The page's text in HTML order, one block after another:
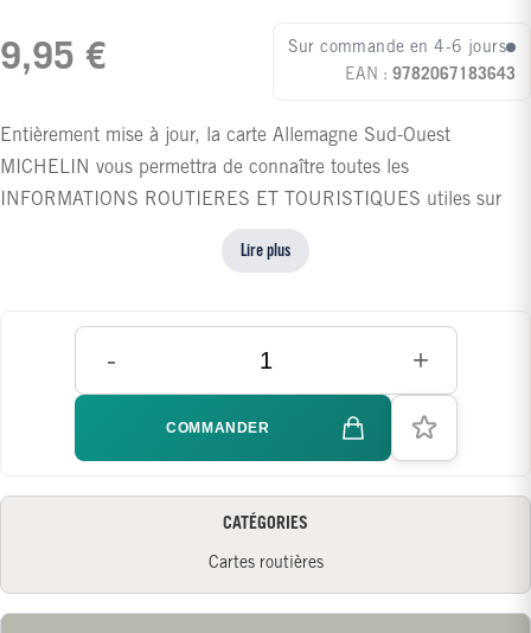
9,95 €
Sur commande en 4-6 jours
EAN : 9782067183643
Entièrement mise à jour, la carte Allemagne Sud-Ouest
MICHELIN vous permettra de connaître toutes les
INFORMATIONS ROUTIERES ET TOURISTIQUES utiles sur
cette région pour optimiser vos déplacements : un INDEX DES
LOCALITES, le TABLEAU DES DISTANCES et TEMPS DE
permet de visualiser facilement les grands axes comme les
petites routes. Pour mieux circuler aux abords des villes, aidez-
vous des PLANS de Stuttgart, Karlsruhe, Mannheim et Friburg.
Lire plus
- +
COMMANDER
CATÉGORIES
Cartes routières